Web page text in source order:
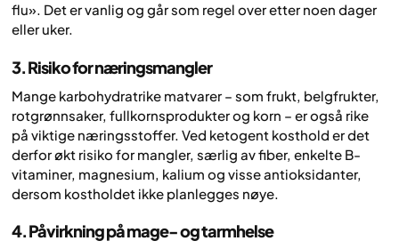
flu». Det er vanlig og går som regel over etter noen dager
eller uker.
3. Risiko for næringsmangler
Mange karbohydratrike matvarer – som frukt, belgfrukter,
rotgrønnsaker, fullkornsprodukter og korn – er også rike
på viktige næringsstoffer. Ved ketogent kosthold er det
derfor økt risiko for mangler, særlig av fiber, enkelte B-
vitaminer, magnesium, kalium og visse antioksidanter,
dersom kostholdet ikke planlegges nøye.
4. Påvirkning på mage- og tarmhelse